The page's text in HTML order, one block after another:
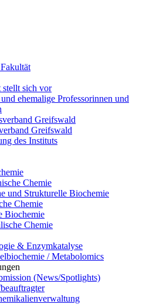
stellt sich vor
ehemalige Professorinnen und
Greifswald
Greifswald
des Instituts
Chemie
und Strukturelle Biochemie
Chemie
Biochemie
Chemie
& Enzymkatalyse
/ Metabolomics
(News/Spotlights)